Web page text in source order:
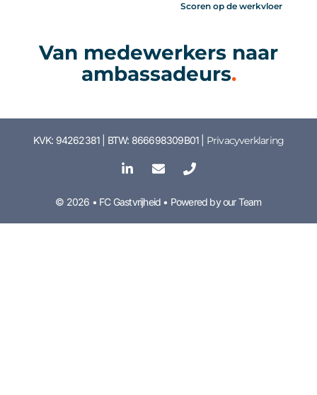
Scoren op de werkvloer
Van medewerkers naar
ambassadeurs.
KVK: 94262381 | BTW: 866698309B01 | Privacyverklaring
© 2026 • FC Gastvrijheid • Powered by our Team